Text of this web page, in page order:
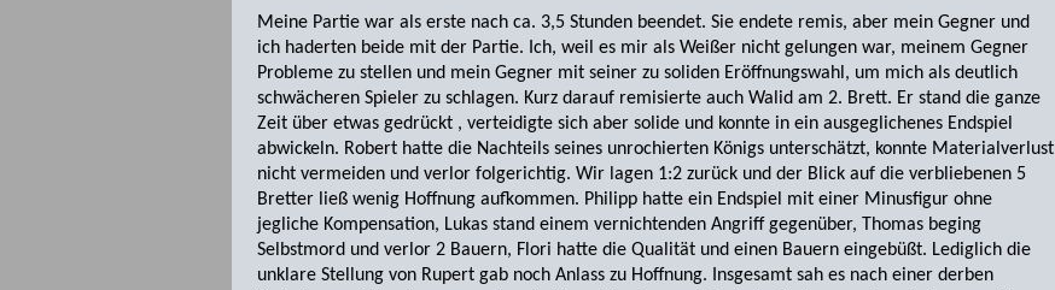
Meine Partie war als erste nach ca. 3,5 Stunden beendet. Sie endete remis, aber mein Gegner und
ich haderten beide mit der Partie. Ich, weil es mir als Weißer nicht gelungen war, meinem Gegner
Probleme zu stellen und mein Gegner mit seiner zu soliden Eröffnungswahl, um mich als deutlich
schwächeren Spieler zu schlagen. Kurz darauf remisierte auch Walid am 2. Brett. Er stand die ganze
Zeit über etwas gedrückt , verteidigte sich aber solide und konnte in ein ausgeglichenes Endspiel
abwickeln. Robert hatte die Nachteils seines unrochierten Königs unterschätzt, konnte Materialverlust
nicht vermeiden und verlor folgerichtig. Wir lagen 1:2 zurück und der Blick auf die verbliebenen 5
Bretter ließ wenig Hoffnung aufkommen. Philipp hatte ein Endspiel mit einer Minusfigur ohne
jegliche Kompensation, Lukas stand einem vernichtenden Angriff gegenüber, Thomas beging
Selbstmord und verlor 2 Bauern, Flori hatte die Qualität und einen Bauern eingebüßt. Lediglich die
unklare Stellung von Rupert gab noch Anlass zu Hoffnung. Insgesamt sah es nach einer derben